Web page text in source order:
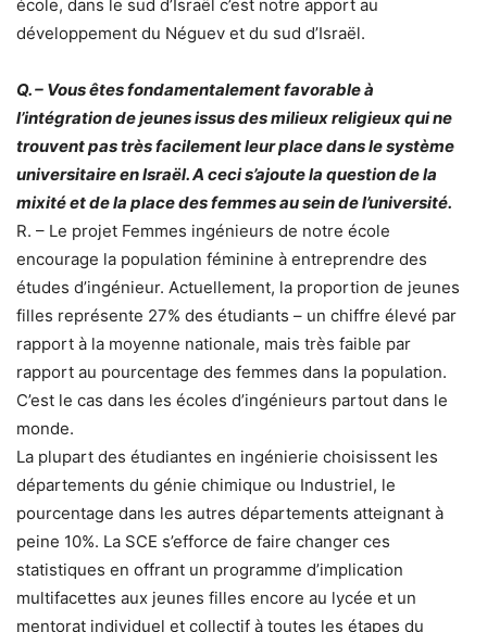
école, dans le sud d’Israël c’est notre apport au
développement du Néguev et du sud d’Israël.
Q. – Vous êtes fondamentalement favorable à
l’intégration de jeunes issus des milieux religieux qui ne
trouvent pas très facilement leur place dans le système
universitaire en Israël. A ceci s’ajoute la question de la
mixité et de la place des femmes au sein de l’université.
R. – Le projet Femmes ingénieurs de notre école
encourage la population féminine à entreprendre des
études d’ingénieur. Actuellement, la proportion de jeunes
filles représente 27% des étudiants – un chiffre élevé par
rapport à la moyenne nationale, mais très faible par
rapport au pourcentage des femmes dans la population.
C’est le cas dans les écoles d’ingénieurs partout dans le
monde.
La plupart des étudiantes en ingénierie choisissent les
départements du génie chimique ou Industriel, le
pourcentage dans les autres départements atteignant à
peine 10%. La SCE s’efforce de faire changer ces
statistiques en offrant un programme d’implication
multifacettes aux jeunes filles encore au lycée et un
mentorat individuel et collectif à toutes les étapes du